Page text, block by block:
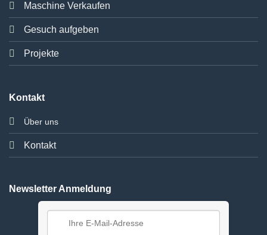
Maschine Verkaufen
Gesuch aufgeben
Projekte
Kontakt
Über uns
Kontakt
Newsletter Anmeldung